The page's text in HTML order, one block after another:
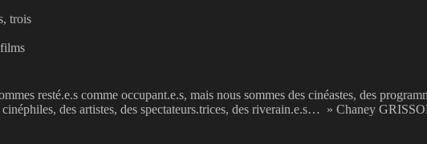
trois
resté.e.s comme occupant.e.s, mais nous sommes des cinéastes, des
cinéphiles, des artistes, des spectateurs.trices, des riverain.e.s… » Chaney